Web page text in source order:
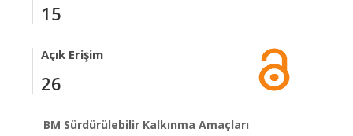
15
Açık Erişim
26
BM Sürdürülebilir Kalkınma Amaçları